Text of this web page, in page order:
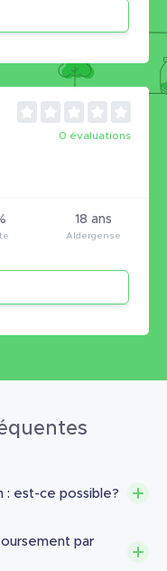
0 évaluations
18 ans
: est-ce possible?
par